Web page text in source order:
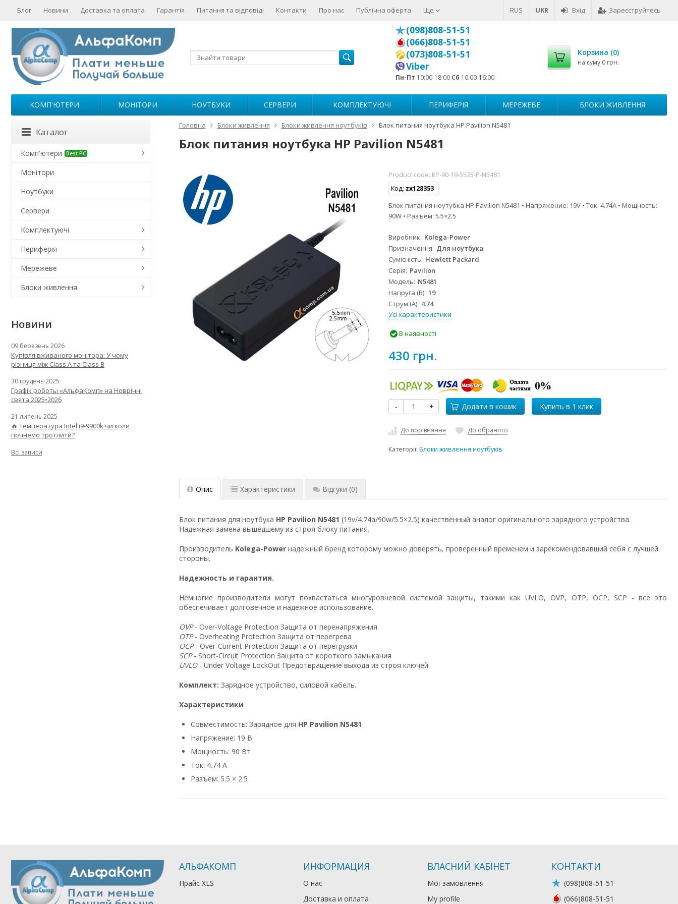
RUS UKR Вхід Зареєструйтесь
Блог Новини Доставка та оплата Гарантія Питання та відповіді Контакти Про нас Публічна оферта Ще
(098)808-51-51
(066)808-51-51
(073)808-51-51
Viber
Пн-Пт 10:00-18:00 Сб 10:00-16:00
Корзина (0)
на суму 0 грн.
КОМП'ЮТЕРИ МОНІТОРИ НОУТБУКИ СЕРВЕРИ КОМПЛЕКТУЮЧІ ПЕРИФЕРІЯ МЕРЕЖЕВЕ БЛОКИ ЖИВЛЕННЯ
Головна Блоки живлення Блоки живлення ноутбуків Блок питания ноутбука HP Pavilion N5481
Блок питания ноутбука HP Pavilion N5481
Product code: KP-90-19-5525-P-N5481
Код: zx128353
Блок питания ноутубка HP Pavilion N5481 • Напряжение: 19V • Ток: 4.74A • Мощность:
90W • Разъем: 5.5×2.5
Виробник Kolega-Power
Призначення Для ноутбука
Сумісність Hewlett Packard
Серія Pavilion
Модель N5481
Напруга (В) 19
Струм (А) 4.74
Усі характеристики
В наявності
430 грн.
- + Додати в кошик
До порівняння До обраного
Категорії:Блоки живлення ноутбуків
Опис Характеристики Відгуки (0)
Блок питания для ноутбука HP Pavilion N5481 (19v/4.74a/90w/5.5×2.5) качественный аналог оригинального зарядного устройства.
Надежная замена вышедшему из строя блоку питания.
Производитель Kolega-Powerнадежный бренд которому можно доверять, проверенный временем и зарекомендовавший себя с лучшей
стороны.
Надежность и гарантия.
Немногие производители могут похвастаться многуровневой системой защиты, такими как UVLO, OVP, OTP, OCP, SCP - все это
обеспечивает долговечное и надежное использование.
OVP- Over-Voltage Protection Защита от перенапряжения
OTP- Overheating Protection Защита от перегрева
OCP- Over-Current Protection Защита от перегрузки
SCP- Short-Circuit Protection Защита от короткого замыкания
UVLO- Under Voltage LockOut Предотвращение выхода из строя ключей
Комплект: Зарядное устройство, силовой кабель.
Характеристики
Совместимость: Зарядное для HP Pavilion N5481
Напряжение: 19 В
Мощность: 90 Вт
Ток: 4.74 А
Разъем: 5.5 × 2.5
Каталог
Комп'ютери Best PC
Монітори
Ноутбуки
Сервери
Комплектуючі
Периферія
Мережеве
Блоки живлення
Новини
09 березень 2026
Купівля вживаного монітора: У чому
різниця між Class A та Class B
30 грудень 2025
Графік роботы «АльфаКомп» на Новрічні
свята 2025•2026
21 липень 2025
🔥 Температура Intel i9-9900k чи коли
почнемо тротлити?
Всі записи
АЛЬФАКОМП
Прайс XLS
ИНФОРМАЦИЯ
О нас
Доставка и оплата
ВЛАСНИЙ КАБІНЕТ
Мої замовлення
My profile
КОНТАКТИ
(098)808-51-51
(066)808-51-51